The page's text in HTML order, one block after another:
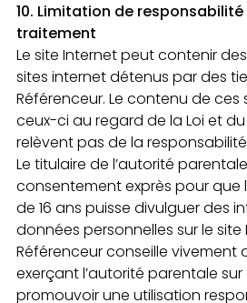
10. Limitation de
traitement
Le site Internet peut contenir
sites internet détenus par des
Référenceur. Le contenu de
ceux-ci au regard de la Loi et
relèvent pas de la
Le titulaire de l’autorité
consentement exprès pour que
de 16 ans puisse divulguer des
données personnelles sur le site
Référenceur conseille vivement
exerçant l’autorité parentale
promouvoir une utilisation